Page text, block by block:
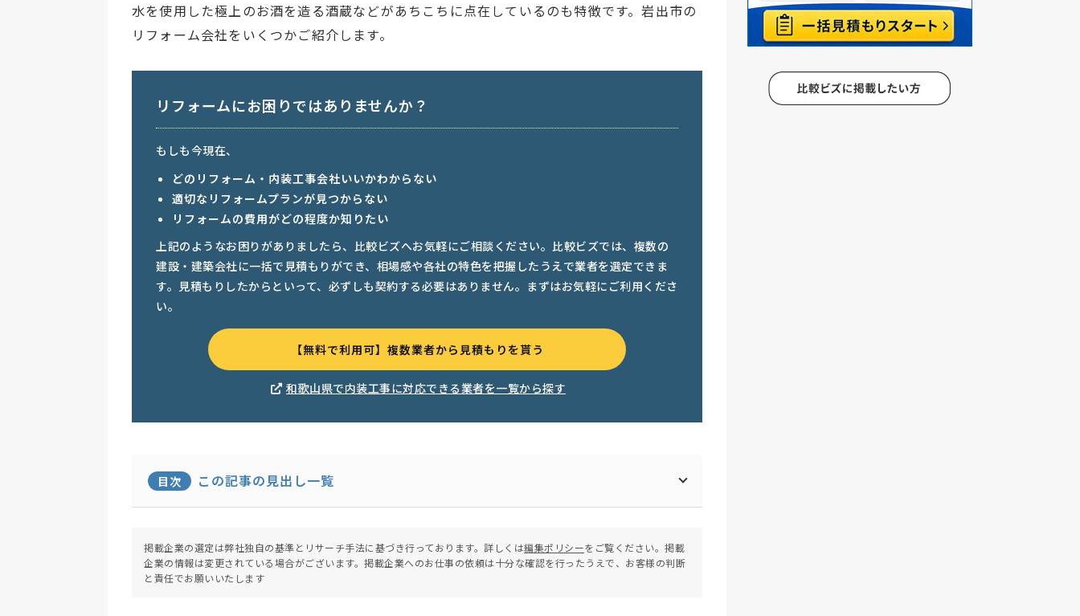
水を使用した極上のお酒を造る酒蔵などがあちこちに点在しているのも特徴です。岩出市の
リフォーム会社をいくつかご紹介します。
リフォームにお困りではありませんか？
もしも今現在、
どのリフォーム・内装工事会社いいかわからない
適切なリフォームプランが見つからない
リフォームの費用がどの程度か知りたい
上記のようなお困りがありましたら、比較ビズへお気軽にご相談ください。比較ビズでは、複数の
建設・建築会社に一括で見積もりができ、相場感や各社の特色を把握したうえで業者を選定できま
す。見積もりしたからといって、必ずしも契約する必要はありません。まずはお気軽にご利用くださ
い。
【無料で利用可】複数業者から見積もりを貰う
和歌山県で内装工事に対応できる業者を一覧から探す
目次 この記事の見出し一覧
掲載企業の選定は弊社独自の基準とリサーチ手法に基づき行っております。詳しくは編集ポリシーをご覧ください。掲載
企業の情報は変更されている場合がございます。掲載企業へのお仕事の依頼は十分な確認を行ったうえで、お客様の判断
と責任でお願いいたします